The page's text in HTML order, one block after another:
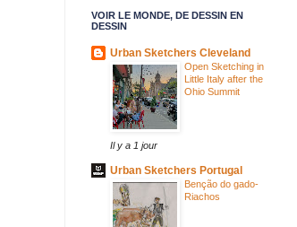
VOIR LE MONDE, DE DESSIN EN
DESSIN
Urban Sketchers Cleveland
Open Sketching in
Little Italy after the
Ohio Summit
Il y a 1 jour
Urban Sketchers Portugal
Benção do gado-
Riachos